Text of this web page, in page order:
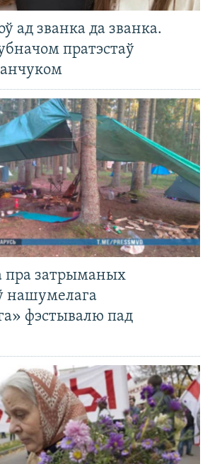
ад званка да званка.
пратэстаў
пра затрыманых
нашумелага
фэстывалю пад